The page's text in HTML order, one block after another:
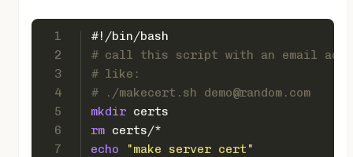
1
2
3
4
5
6
7
#!/bin/bash
# call this script with an email
# like:
# ./makecert.sh demo@random.com
mkdir certs
rm certs/*
echo
"make server cert"